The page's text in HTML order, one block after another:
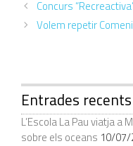
Concurs
Volem repetir
Entrades recents
L’Escola La Pau viatja
sobre els oceans 10/